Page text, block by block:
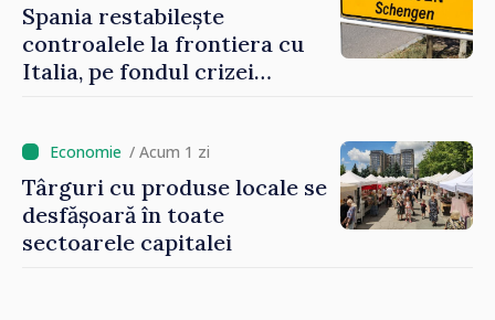
Spania restabilește
controalele la frontiera cu
Italia, pe fondul crizei
/ Acum 1 zi
Târguri cu produse locale se
desfășoară în toate
sectoarele capitalei